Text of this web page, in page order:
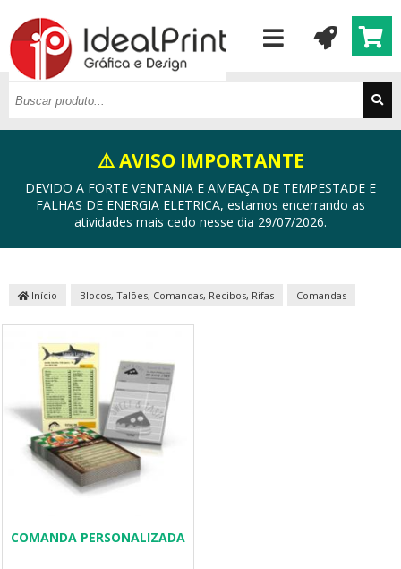
⚠️ AVISO IMPORTANTE
DEVIDO A FORTE VENTANIA E AMEAÇA DE TEMPESTADE E
FALHAS DE ENERGIA ELETRICA, estamos encerrando as
atividades mais cedo nesse dia 29/07/2026.
Início Blocos, Talões, Comandas, Recibos, Rifas Comandas
COMANDA PERSONALIZADA